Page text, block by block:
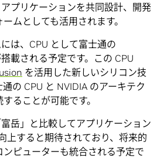
プリケーションを共同設計、開発
ムとしても活用されます。
には、CPU として富士通の
載される予定です。この CPU
を活用した新しいシリコン技
の CPU と NVIDIA のアーキテク
ることが可能です。
富岳」と比較してアプリケーション
上すると期待されており、将来的
ピューターも統合される予定で